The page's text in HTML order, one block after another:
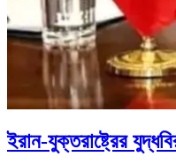
ইরান-যুক্তরাষ্ট্রের